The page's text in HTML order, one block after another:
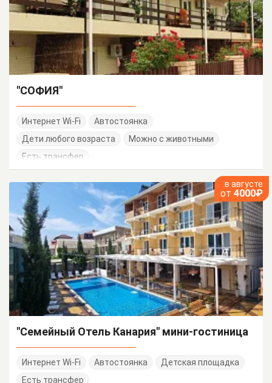
"СОФИЯ"
Интернет Wi-Fi
Автостоянка
Дети любого возраста
Можно с животными
Есть трансфер
в августе
от 4000₽
"Семейный Отель Канария" мини-гостиница
Интернет Wi-Fi Автостоянка
Детская площадка
Есть трансфер